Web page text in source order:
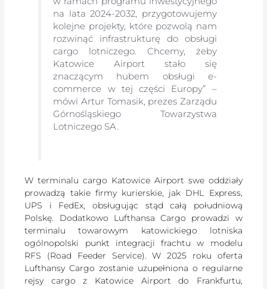
na lata 2024-2032, przygotowujemy
kolejne projekty, które pozwolą nam
rozwinąć infrastrukturę do obsługi
cargo lotniczego. Chcemy, żeby
Katowice Airport stało się
znaczącym hubem obsługi e-
commerce w tej części Europy” –
mówi Artur Tomasik, prezes Zarządu
Górnośląskiego Towarzystwa
Lotniczego SA.
W terminalu cargo Katowice Airport swe oddziały
prowadzą takie firmy kurierskie, jak DHL Express,
UPS i FedEx, obsługując stąd całą południową
Polskę. Dodatkowo Lufthansa Cargo prowadzi w
terminalu towarowym katowickiego lotniska
ogólnopolski punkt integracji frachtu w modelu
RFS (Road Feeder Service). W 2025 roku oferta
Lufthansy Cargo zostanie uzupełniona o regularne
rejsy cargo z Katowice Airport do Frankfurtu,